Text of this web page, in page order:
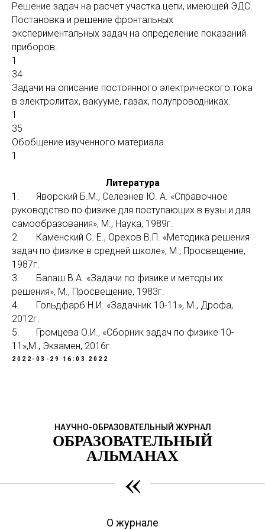
Решение задач на расчет участка цепи, имеющей ЭДС.
Постановка и решение фронтальных
экспериментальных задач на определение показаний
приборов.
1
34
Задачи на описание постоянного электрического тока
в электролитах, вакууме, газах, полупроводниках.
1
35
Обобщение изученного материала
1
Литература
1. Яворский Б.М., Селезнев Ю. А. «Справочное
руководство по физике для поступающих в вузы и для
самообразования», М., Наука, 1989г.
2. Каменский С. Е., Орехов В.П. «Методика решения
задач по физике в средней школе», М., Просвещение,
1987г.
3. Балаш В.А. «Задачи по физике и методы их
решения», М., Просвещение, 1983г.
4. Гольдфарб Н.И. «Задачник 10-11», М., Дрофа,
2012г.
5. Громцева О.И., «Сборник задач по физике 10-
11»,М., Экзамен, 2016г.
2022-03-29 16:03 2022
НАУЧНО-ОБРАЗОВАТЕЛЬНЫЙ ЖУРНАЛ
ОБРАЗОВАТЕЛЬНЫЙ
АЛЬМАНАХ
«
О журнале